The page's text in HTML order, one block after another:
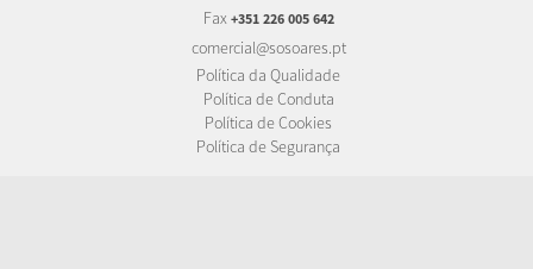
Fax +351 226 005 642
comercial@sosoares.pt
Política da Qualidade
Política de Conduta
Política de Cookies
Política de Segurança